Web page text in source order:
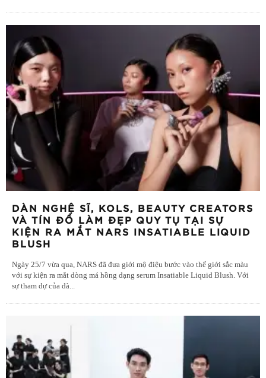
DÀN NGHỆ SĨ, KOLS, BEAUTY CREATORS
VÀ TÍN ĐỒ LÀM ĐẸP QUY TỤ TẠI SỰ
KIỆN RA MẮT NARS INSATIABLE LIQUID
BLUSH
Ngày 25/7 vừa qua, NARS đã đưa giới mộ điệu bước vào thế giới sắc màu
với sự kiện ra mắt dòng má hồng dạng serum Insatiable Liquid Blush. Với
sự tham dự của dà